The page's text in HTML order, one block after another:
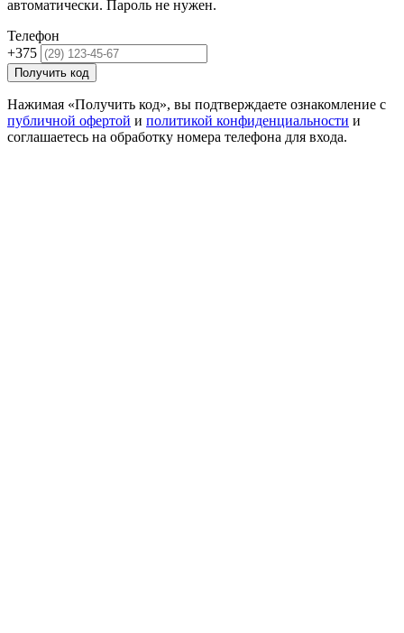
автоматически. Пароль не нужен.
Телефон
+375
Получить код
Нажимая «Получить код», вы подтверждаете ознакомление с
публичной офертой и политикой конфиденциальности и
соглашаетесь на обработку номера телефона для входа.